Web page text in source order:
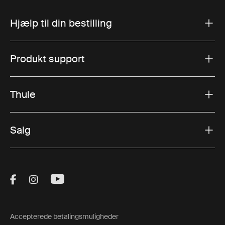
Hjælp til din bestilling
Produkt support
Thule
Salg
Visit Thule on Facebook (external link)
Visit Thule on Instagram (external link)
Visit Thule on Youtube (external
Accepterede betalingsmuligheder